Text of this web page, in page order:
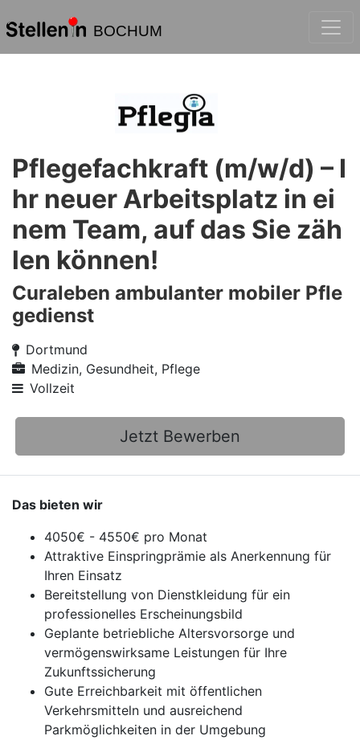
BOCHUM
Pflegefachkraft (m/w/d) – I
hr neuer Arbeitsplatz in ei
nem Team, auf das Sie zäh
len können!
Curaleben ambulanter mobiler Pfle
gedienst
Dortmund
Medizin, Gesundheit, Pflege
Vollzeit
Jetzt Bewerben
Das bieten wir
4050€ - 4550€ pro Monat
Attraktive Einspringprämie als Anerkennung für
Ihren Einsatz
Bereitstellung von Dienstkleidung für ein
professionelles Erscheinungsbild
Geplante betriebliche Altersvorsorge und
vermögenswirksame Leistungen für Ihre
Zukunftssicherung
Gute Erreichbarkeit mit öffentlichen
Verkehrsmitteln und ausreichend
Parkmöglichkeiten in der Umgebung